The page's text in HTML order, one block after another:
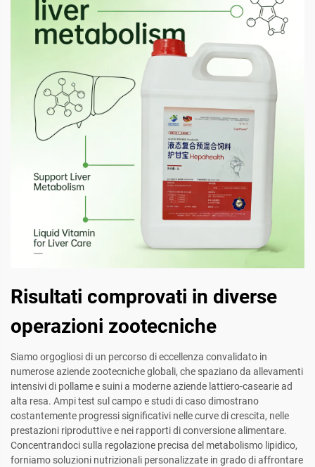
Risultati comprovati in diverse
operazioni zootecniche
Siamo orgogliosi di un percorso di eccellenza convalidato in
numerose aziende zootecniche globali, che spaziano da allevamenti
intensivi di pollame e suini a moderne aziende lattiero-casearie ad
alta resa. Ampi test sul campo e studi di caso dimostrano
costantemente progressi significativi nelle curve di crescita, nelle
prestazioni riproduttive e nei rapporti di conversione alimentare.
Concentrandoci sulla regolazione precisa del metabolismo lipidico,
forniamo soluzioni nutrizionali personalizzate in grado di affrontare